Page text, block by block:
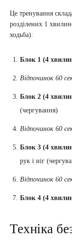
Це тренування
розділених 1
ходьба):
Блок 1 (4
Відпочинок 60
Блок 2 (4
(чергування)
Відпочинок 60
Блок 3 (4
рук і ніг
Відпочинок 60
Блок 4 (4
Техніка